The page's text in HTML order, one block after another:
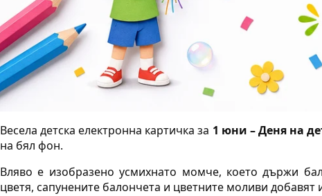
Весела детска електронна картичка за 1 юни – Деня на
на бял фон.
Вляво е изобразено усмихнато момче, което държи
цветя, сапунените балончета и цветните моливи